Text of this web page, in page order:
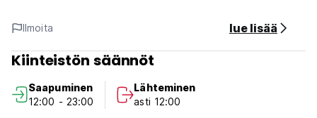
tai sisäpihalla. Mannermainen aamiainen tarjoillaan joka aamu
tähän tarkoitukseen varattuun tilaan tai mukavasti
huoneeseesi.
päässä Fesin rautatieasemalta. Fezin lentokenttä on 12 km:n
päässä ja Bab Boujloud -portti 5 minuutin kävelymatkan
Ilmoita lue lisää
Kiinteistön säännöt
Saapuminen
12:00 - 23:00
Lähteminen
asti 12:00